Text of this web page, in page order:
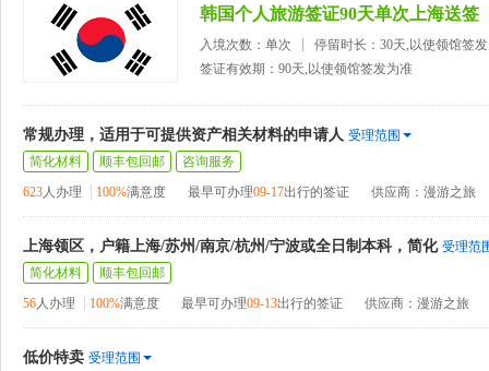
韩国个人旅游签证90天单次上海送签
入境次数：单次
停留时长：30天,以使领馆签
签证有效期：90天,以使领馆签发为准
常规办理，适用于可提供资产相关材料的申请人 受理范围
简化材料
顺丰包回邮
咨询服务
623人办理 100%满意度 最早可办理09-17出行的签证 供应商：漫游之旅
上海领区，户籍上海/苏州/南京/杭州/宁波或全日制本科，简化 受理范
简化材料
顺丰包回邮
56人办理 100%满意度 最早可办理09-13出行的签证 供应商：漫游之旅
低价特卖 受理范围